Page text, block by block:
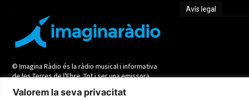
Valorem la seva privacitat
© Imagina Ràdio és la ràdio musical i informativa
de les Terres de l'Ebre. Tot i ser una emissora
oferir una informació de qualitat i de proximitat.
Avís legal